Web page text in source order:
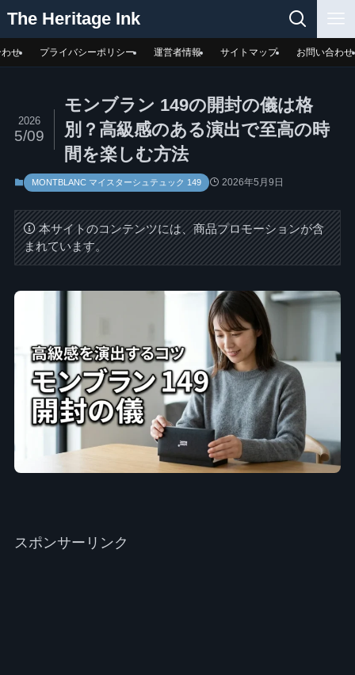
The Heritage Ink
せ プライバシーポリシー 運営者情報 サイトマップ お問い合わせ
モンブラン 149の開封の儀は格
別？高級感のある演出で至高の時
間を楽しむ方法
2026
5/09
MONTBLANC マイスターシュテュック 149 2026年5月9日
本サイトのコンテンツには、商品プロモーションが含
まれています。
スポンサーリンク